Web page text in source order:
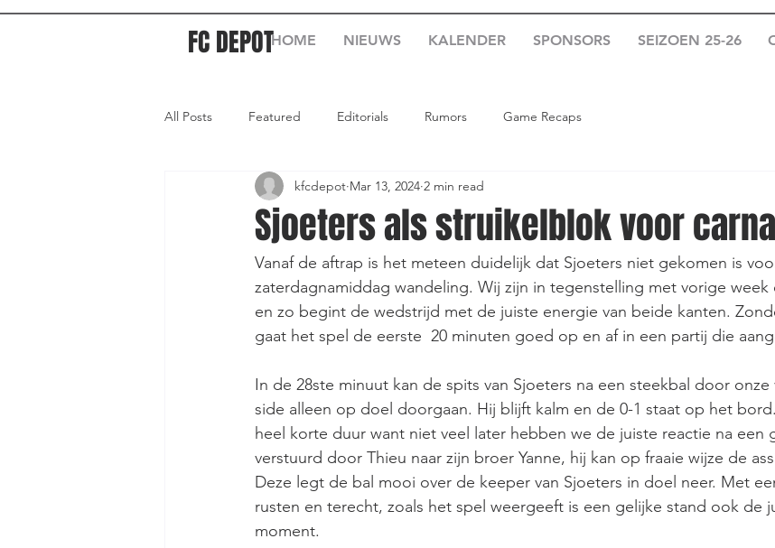
FC DEPOTHOME NIEUWS KALENDER SPONSORS SEIZOEN 25-26
All Posts Featured Editorials Rumors Game Recaps
Sjoeters als struikelblok voor
kfcdepot Mar 13, 2024 2 min read
Vanaf de aftrap is het meteen duidelijk dat Sjoeters niet gekomen is
zaterdagnamiddag wandeling. Wij zijn in tegenstelling met vorige
en zo begint de wedstrijd met de juiste energie van beide kanten.
gaat het spel de eerste  20 minuten goed op en af in een partij die
In de 28ste minuut kan de spits van Sjoeters na een steekbal door
side alleen op doel doorgaan. Hij blijft kalm en de 0-1 staat op het
heel korte duur want niet veel later hebben we de juiste reactie na een
verstuurd door Thieu naar zijn broer Yanne, hij kan op fraaie wijze de
Deze legt de bal mooi over de keeper van Sjoeters in doel neer. Met
rusten en terecht, zoals het spel weergeeft is een gelijke stand ook de
moment.